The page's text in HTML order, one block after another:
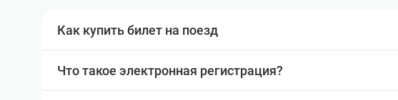
Как купить билет на поезд
Что такое электронная регистрация?